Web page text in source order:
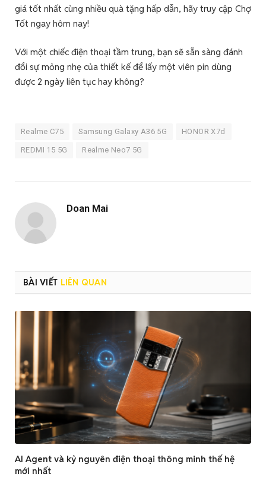
giá tốt nhất cùng nhiều quà tặng hấp dẫn, hãy truy cập Chợ
Tốt ngay hôm nay!
Với một chiếc điện thoại tầm trung, bạn sẽ sẵn sàng đánh
đổi sự mỏng nhẹ của thiết kế để lấy một viên pin dùng
được 2 ngày liên tục hay không?
Realme C75 Samsung Galaxy A36 5G HONOR X7d
REDMI 15 5G Realme Neo7 5G
Doan Mai
BÀI VIẾT LIÊN QUAN
AI Agent và kỷ nguyên điện thoại thông minh thế hệ
mới nhất